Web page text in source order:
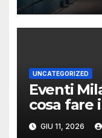
UNCATEGORIZED
Eventi
cosa fare
mese
GIU 11, 2026